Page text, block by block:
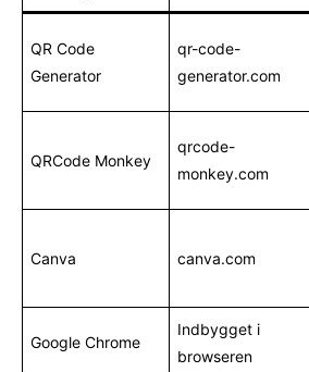
QR Code
Generator
qr-code-
generator.com
QRCode Monkey
qrcode-
monkey.com
Canva canva.com
Google Chrome
Indbygget i
browseren